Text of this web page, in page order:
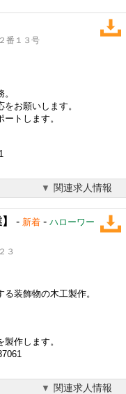
番１３号
お願いします。
トします。
関連求人情報
- 新着 - ハローワー
３
装飾物の木工製作。
作します。
関連求人情報